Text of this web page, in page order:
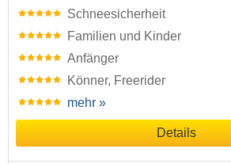
Schneesicherheit
Familien und Kinder
Anfänger
Könner, Freerider
mehr »
Details